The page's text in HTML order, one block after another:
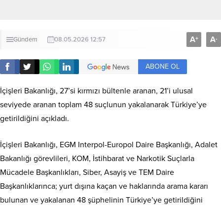
Gündem 08.05.2026 12:57 A+ A-
ABONE OL
İçişleri Bakanlığı, 27’si kırmızı bültenle aranan, 21’i ulusal
seviyede aranan toplam 48 suçlunun yakalanarak Türkiye’ye
getirildiğini açıkladı.
İçişleri Bakanlığı, EGM Interpol-Europol Daire Başkanlığı, Adalet
Bakanlığı görevlileri, KOM, İstihbarat ve Narkotik Suçlarla
Mücadele Başkanlıkları, Siber, Asayiş ve TEM Daire
Başkanlıklarınca; yurt dışına kaçan ve haklarında arama kararı
bulunan ve yakalanan 48 şüphelinin Türkiye’ye getirildiğini